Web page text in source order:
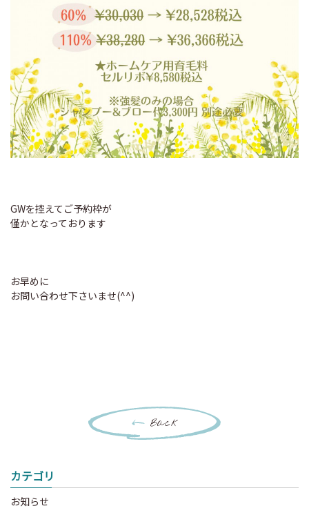
GWを控えてご予約枠が
僅かとなっております
お早めに
お問い合わせ下さいませ(^^)
Back
カテゴリ
お知らせ